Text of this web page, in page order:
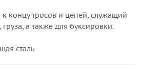
к концу тросов и цепей, служащий
а также для буксировки.
сталь